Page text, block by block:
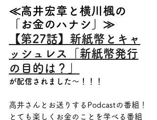
≪高井宏章と横川楓の
「お金のハナシ」≫
【第27話】新紙幣とキャ
ッシュレス「新紙幣発行
の目的は？」
が配信されました～！！！
高井さんとお送りするPodcastの番組！
とても楽しくお金のことを学べる番組